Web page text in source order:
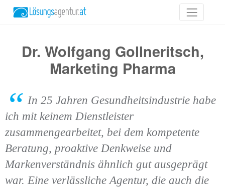
Dr. Wolfgang Gollneritsch,
Marketing Pharma
In 25 Jahren Gesundheitsindustrie habe
ich mit keinem Dienstleister
zusammengearbeitet, bei dem kompetente
Beratung, proaktive Denkweise und
Markenverständnis ähnlich gut ausgeprägt
war. Eine verlässliche Agentur, die auch die